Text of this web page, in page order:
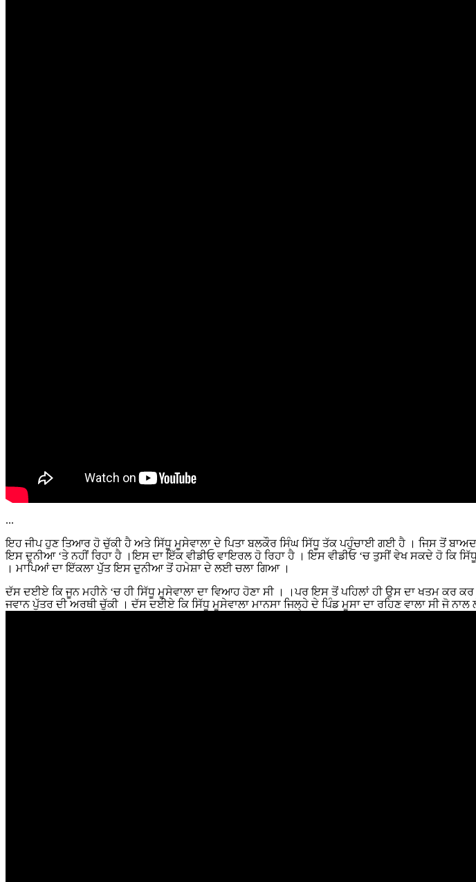
...
ਇਹ ਜੀਪ ਹੁਣ ਤਿਆਰ ਹੋ ਚੁੱਕੀ ਹੈ ਅਤੇ ਸਿੱਧੂ ਮੂਸੇਵਾਲਾ ਦੇ ਪਿਤਾ ਬਲਕੌਰ ਸਿੰਘ ਸਿੱਧੂ ਤੱਕ ਪਹੁੰਚਾਈ ਗਈ ਹੈ । ਜਿਸ ਤੋਂ
ਇਸ ਦੁਨੀਆ ‘ਤੇ ਨਹੀਂ ਰਿਹਾ ਹੈ ।ਇਸ ਦਾ ਇੱਕ ਵੀਡੀਓ ਵਾਇਰਲ ਹੋ ਰਿਹਾ ਹੈ । ਇਸ ਵੀਡੀਓ ‘ਚ ਤੁਸੀਂ ਵੇਖ ਸਕਦੇ ਹੋ ਕਿ
। ਮਾਪਿਆਂ ਦਾ ਇੱਕਲਾ ਪੁੱੱਤ ਇਸ ਦੁਨੀਆ ਤੋਂ ਹਮੇਸ਼ਾ ਦੇ ਲਈ ਚਲਾ ਗਿਆ ।
ਦੱਸ ਦਈਏ ਕਿ ਜੂਨ ਮਹੀਨੇ ‘ਚ ਹੀ ਸਿੱਧੂ ਮੂਸੇਵਾਲਾ ਦਾ ਵਿਆਹ ਹੋਣਾ ਸੀ । ।ਪਰ ਇਸ ਤੋਂ ਪਹਿਲਾਂ ਹੀ ਉਸ ਦਾ ਖਤਮ ਕਰ
ਜਵਾਨ ਪੁੱਤਰ ਦੀ ਅਰਥੀ ਚੁੱਕੀ । ਦੱਸ ਦਈਏ ਕਿ ਸਿੱਧੂ ਮੂਸੇਵਾਲਾ ਮਾਨਸਾ ਜਿਲ੍ਹੇ ਦੇ ਪਿੰਡ ਮੂਸਾ ਦਾ ਰਹਿਣ ਵਾਲਾ ਸੀ ਜੋ